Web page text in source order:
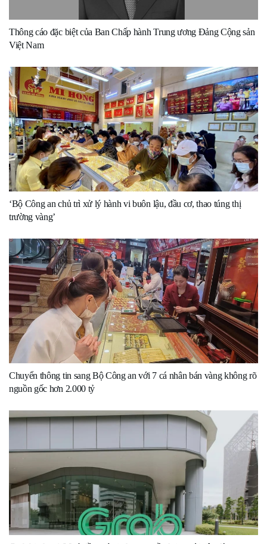
Thông cáo đặc biệt của Ban Chấp hành Trung ương Đảng Cộng sản
Việt Nam
‘Bộ Công an chủ trì xử lý hành vi buôn lậu, đầu cơ, thao túng thị
trường vàng’
Chuyển thông tin sang Bộ Công an với 7 cá nhân bán vàng không rõ
nguồn gốc hơn 2.000 tỷ